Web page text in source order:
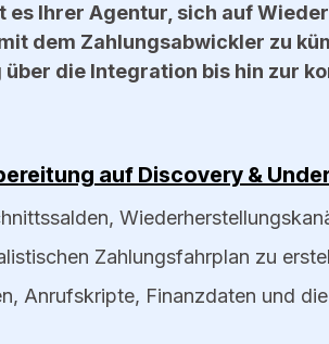
Ihrer Agentur, sich auf
dem Zahlungsabwickler zu
die Integration bis hin zur
auf Discovery &
Zahlungsfahrplan zu
Anrufskripte, Finanzdaten und